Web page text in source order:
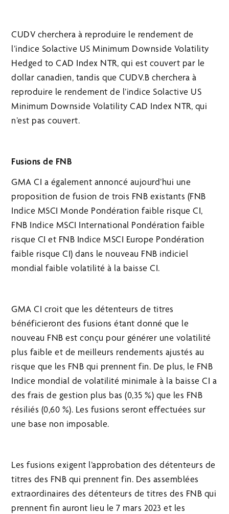
CUDV cherchera à reproduire le rendement de
l’indice Solactive US Minimum Downside Volatility
Hedged to CAD Index NTR, qui est couvert par le
dollar canadien, tandis que CUDV.B cherchera à
reproduire le rendement de l’indice Solactive US
Minimum Downside Volatility CAD Index NTR, qui
n’est pas couvert.
Fusions de FNB
GMA CI a également annoncé aujourd’hui une
proposition de fusion de trois FNB existants (FNB
Indice MSCI Monde Pondération faible risque CI,
FNB Indice MSCI International Pondération faible
risque CI et FNB Indice MSCI Europe Pondération
faible risque CI) dans le nouveau FNB indiciel
mondial faible volatilité à la baisse CI.
GMA CI croit que les détenteurs de titres
bénéficieront des fusions étant donné que le
nouveau FNB est conçu pour générer une volatilité
plus faible et de meilleurs rendements ajustés au
risque que les FNB qui prennent fin. De plus, le FNB
Indice mondial de volatilité minimale à la baisse CI a
des frais de gestion plus bas (0,35 %) que les FNB
résiliés (0,60 %). Les fusions seront effectuées sur
une base non imposable.
Les fusions exigent l’approbation des détenteurs de
titres des FNB qui prennent fin. Des assemblées
extraordinaires des détenteurs de titres des FNB qui
prennent fin auront lieu le 7 mars 2023 et les